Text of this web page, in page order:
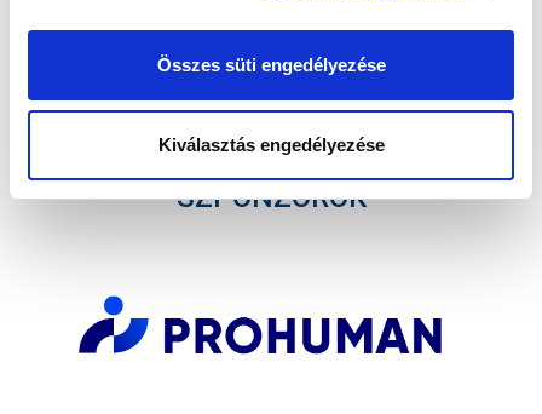
Összes süti engedélyezése
Kiválasztás engedélyezése
FELIRATKOZOM
SZPONZOROK